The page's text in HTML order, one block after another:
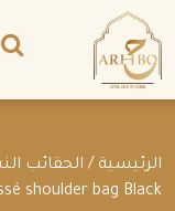
الرئيسية / الحقائب
shoulder bag Black